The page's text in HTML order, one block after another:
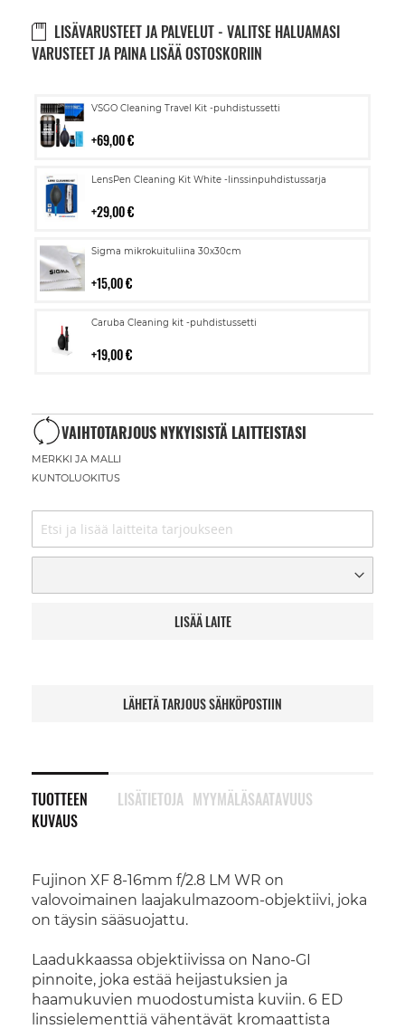
LISÄVARUSTEET JA PALVELUT - VALITSE HALUAMASI
VARUSTEET JA PAINA LISÄÄ OSTOSKORIIN
VSGO Cleaning Travel Kit -puhdistussetti
69,00 €
Lisää
LensPen Cleaning Kit White -linssinpuhdistussarja
29,00 €
Lisää
Sigma mikrokuituliina 30x30cm
15,00 €
Lisää
Caruba Cleaning kit -puhdistussetti
19,00 €
Lisää
VAIHTOTARJOUS NYKYISISTÄ LAITTEISTASI
MERKKI JA MALLI
KUNTOLUOKITUS
LISÄÄ LAITE
LÄHETÄ TARJOUS SÄHKÖPOSTIIN
TUOTTEEN
KUVAUS
Fujinon XF 8-16mm f/2.8 LM WR on
valovoimainen laajakulmazoom-objektiivi, joka
on täysin sääsuojattu.
Laadukkaassa objektiivissa on Nano-GI
pinnoite, joka estää heijastuksien ja
haamukuvien muodostumista kuviin. 6 ED
linssielementtiä vähentävät kromaattista
LISÄTIETOJA MYYMÄLÄSAATAVUUS